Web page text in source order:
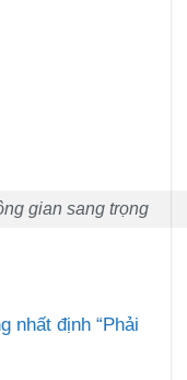
gian sang trọng
nhất định “Phải